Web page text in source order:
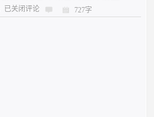
已关闭评论 727字